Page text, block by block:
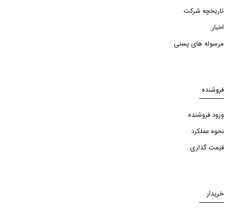
تاریخچه شرکت
اخبار
مرسوله های پستی
فروشنده
ورود فروشنده
نحوه عملکرد
قیمت گذاری
خریدار